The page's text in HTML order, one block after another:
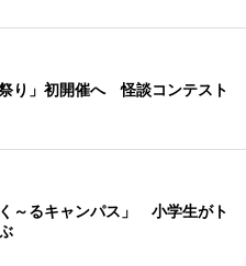
り」初開催へ 怪談コンテスト
～るキャンパス」 小学生がト